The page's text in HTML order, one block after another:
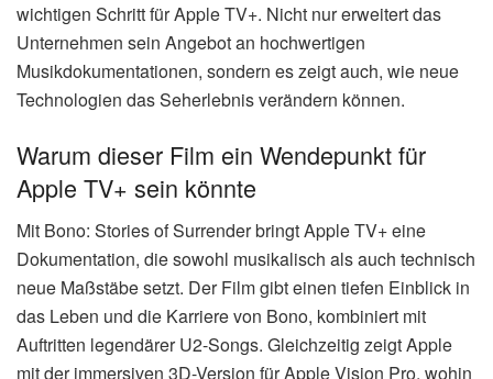
wichtigen Schritt für Apple TV+. Nicht nur erweitert das
Unternehmen sein Angebot an hochwertigen
Musikdokumentationen, sondern es zeigt auch, wie neue
Technologien das Seherlebnis verändern können.
Warum dieser Film ein Wendepunkt für
Apple TV+ sein könnte
Mit Bono: Stories of Surrender bringt Apple TV+ eine
Dokumentation, die sowohl musikalisch als auch technisch
neue Maßstäbe setzt. Der Film gibt einen tiefen Einblick in
das Leben und die Karriere von Bono, kombiniert mit
Auftritten legendärer U2-Songs. Gleichzeitig zeigt Apple
mit der immersiven 3D-Version für Apple Vision Pro, wohin